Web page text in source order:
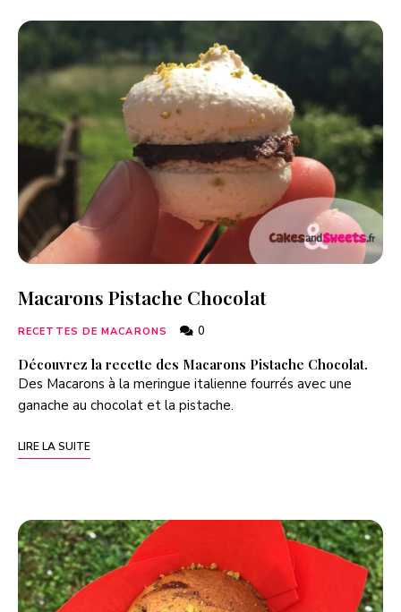
Macarons Pistache Chocolat
RECETTES DE MACARONS 0
Découvrez la recette des Macarons Pistache Chocolat.
Des Macarons à la meringue italienne fourrés avec une
ganache au chocolat et la pistache.
LIRE LA SUITE